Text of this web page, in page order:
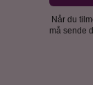
Når du
må sende